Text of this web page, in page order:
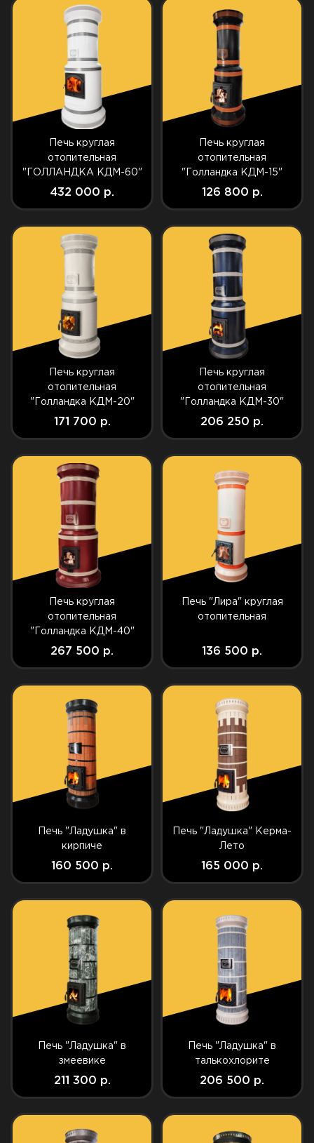
Печь круглая
отопительная
"ГОЛЛАНДКА КДМ-60"
432 000 р.
Печь круглая
отопительная
"Голландка КДМ-15"
126 800 р.
Печь круглая
отопительная
"Голландка КДМ-20"
171 700 р.
Печь круглая
отопительная
"Голландка КДМ-30"
206 250 р.
Печь круглая
отопительная
"Голландка КДМ-40"
267 500 р.
Печь "Лира" круглая
отопительная
136 500 р.
Печь "Ладушка" в
кирпиче
160 500 р.
Печь "Ладушка" Керма-
Лето
165 000 р.
Печь "Ладушка" в
змеевике
211 300 р.
Печь "Ладушка" в
талькохлорите
206 500 р.